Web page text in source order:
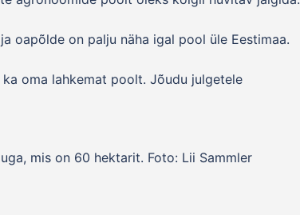
oapõlde on palju näha igal pool üle Eestimaa.
oma lahkemat poolt. Jõudu julgetele
mis on 60 hektarit. Foto: Lii Sammler